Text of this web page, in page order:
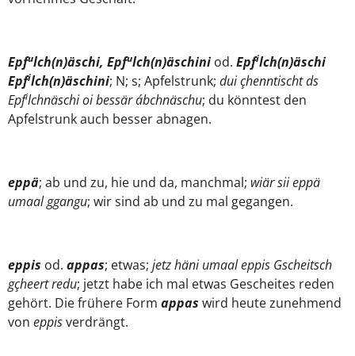
Epfulch(n)äschi, Epfulch(n)äschini od. Epfilch(n)äschi
Epfilch(n)äschini; N; s; Apfelstrunk; dui çhenntischt ds
Epfilchnäschi oi bessär ábchnäschu; du könntest den
Apfelstrunk auch besser abnagen.
eppä; ab und zu, hie und da, manchmal; wiär sii eppä
umaal ggangu; wir sind ab und zu mal gegangen.
eppis od. appas; etwas; jetz häni umaal eppis Gscheitsch
gçheert redu; jetzt habe ich mal etwas Gescheites reden
gehört. Die frühere Form appas wird heute zunehmend
von eppisverdrängt.